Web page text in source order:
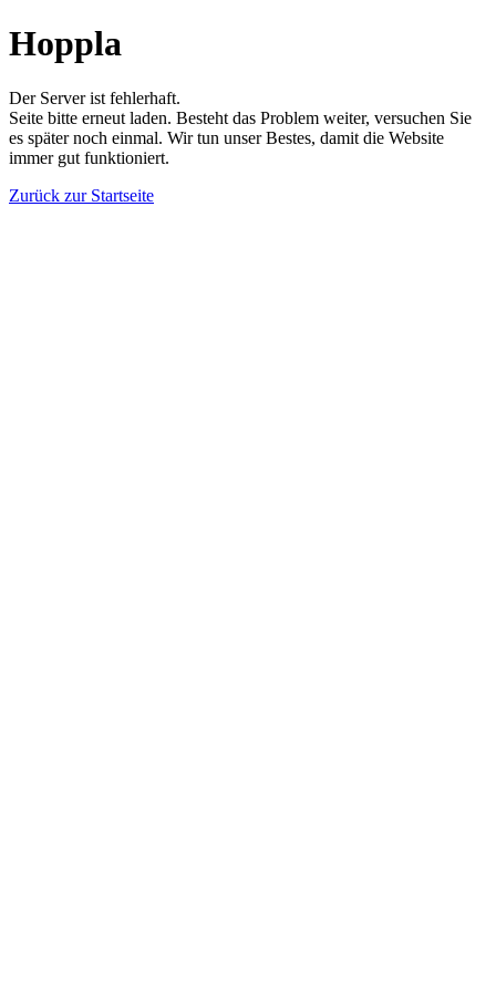
Hoppla
Der Server ist fehlerhaft.
Seite bitte erneut laden. Besteht das Problem weiter, versuchen Sie
es später noch einmal. Wir tun unser Bestes, damit die Website
immer gut funktioniert.
Zurück zur Startseite